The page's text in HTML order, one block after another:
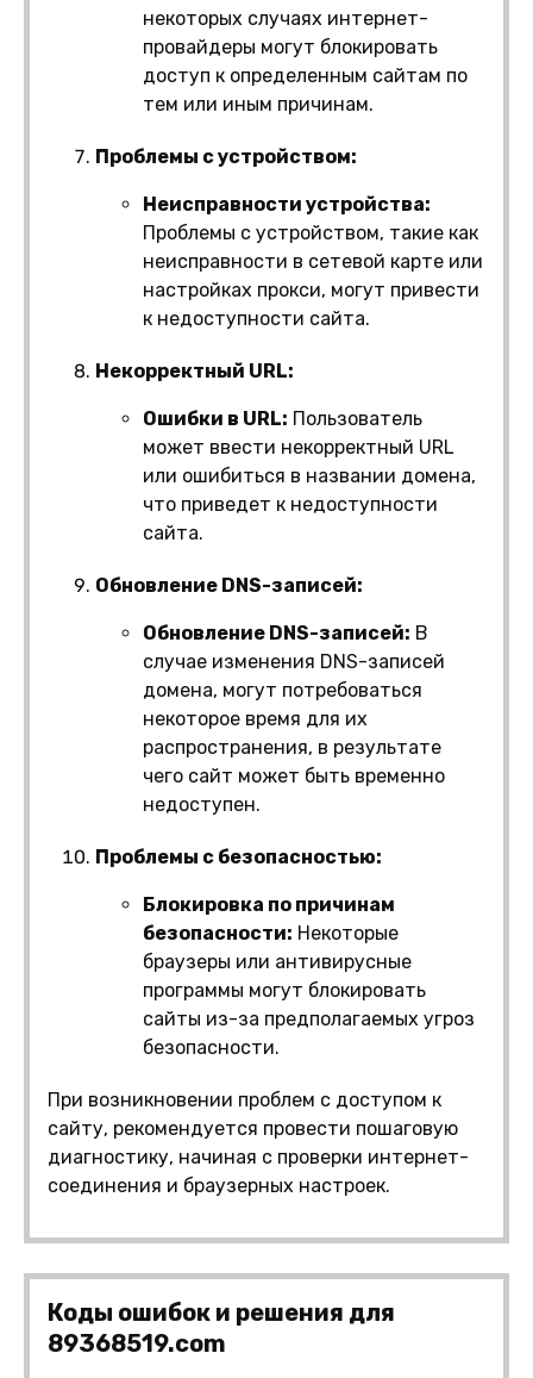
некоторых случаях интернет-
провайдеры могут блокировать
доступ к определенным сайтам по
тем или иным причинам.
Проблемы с устройством:
Неисправности устройства:
Проблемы с устройством, такие как
неисправности в сетевой карте или
настройках прокси, могут привести
к недоступности сайта.
Некорректный URL:
Ошибки в URL: Пользователь
может ввести некорректный URL
или ошибиться в названии домена,
что приведет к недоступности
сайта.
Обновление DNS-записей:
Обновление DNS-записей: В
случае изменения DNS-записей
домена, могут потребоваться
некоторое время для их
распространения, в результате
чего сайт может быть временно
недоступен.
Проблемы с безопасностью:
Блокировка по причинам
безопасности: Некоторые
браузеры или антивирусные
программы могут блокировать
сайты из-за предполагаемых угроз
безопасности.
При возникновении проблем с доступом к
сайту, рекомендуется провести пошаговую
диагностику, начиная с проверки интернет-
соединения и браузерных настроек.
Коды ошибок и решения для
89368519.com